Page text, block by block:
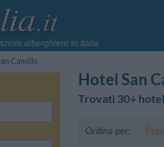
alberghiere in Italia
Camillo
Hotel San
Trovati 30+
Ordina per: